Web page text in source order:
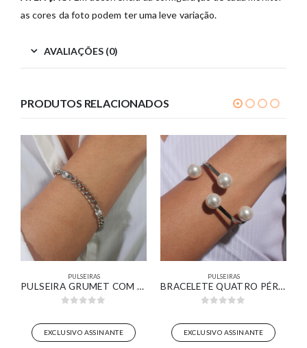
as cores da foto podem ter uma leve variação.
AVALIAÇÕES (0)
PRODUTOS RELACIONADOS
PULSEIRAS
PULSEIRA GRUMET COM DETALHES DE ZIRCÔNIAS CRISTAIS BANHADO EM OURO BRANCO
EXCLUSIVO ASSINANTE
PULSEIRAS
BRACELETE QUATRO PÉROLAS BANHADO EM OURO BRANCO
EXCLUSIVO ASSINANTE